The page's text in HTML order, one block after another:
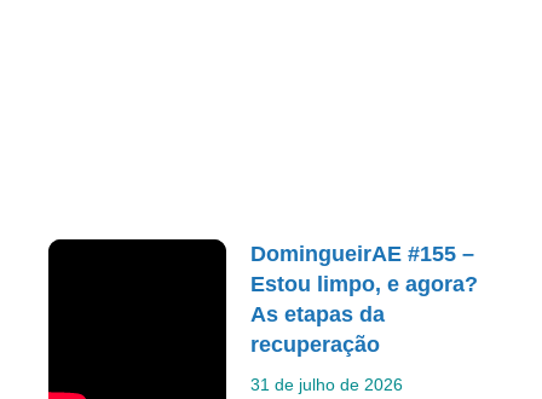
DomingueirAE #155 –
Estou limpo, e agora?
As etapas da
recuperação
31 de julho de 2026